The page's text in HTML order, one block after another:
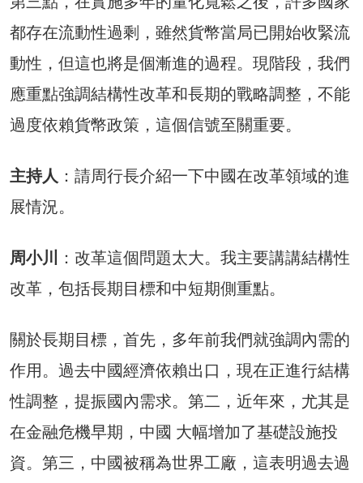
都存在流動性過剩，雖然貨幣當局已開始收緊流
動性，但這也將是個漸進的過程。現階段，我們
應重點強調結構性改革和長期的戰略調整，不能
過度依賴貨幣政策，這個信號至關重要。
主持人 ：請周行長介紹一下中國在改革領域的進
展情況。
周小川
：改革這個問題太大。我主要講講結構性
改革，包括長期目標和中短期側重點。
關於長期目標，首先，多年前我們就強調內需的
作用。過去中國經濟依賴出口，現在正進行結構
性調整，提振國內需求。第二，近年來，尤其是
在金融危機早期，中國 大幅增加了基礎設施投
資。第三，中國被稱為世界工廠，這表明過去過